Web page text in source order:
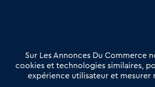
Offres Pro
Actualités
Qui sommes nous ?
Derniers articles
Sur Les Annonces Du Commerce
cookies et technologies similaires,
expérience utilisateur et mesurer